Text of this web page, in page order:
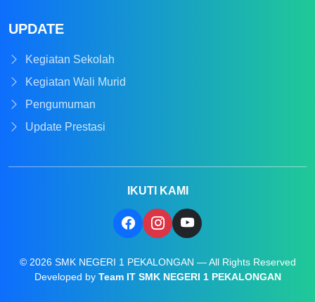
UPDATE
Kegiatan Sekolah
Kegiatan Wali Murid
Pengumuman
Update Prestasi
IKUTI KAMI
© 2026 SMK NEGERI 1 PEKALONGAN — All Rights Reserved
Developed by Team IT SMK NEGERI 1 PEKALONGAN